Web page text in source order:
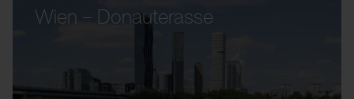
Wien – Donauterasse